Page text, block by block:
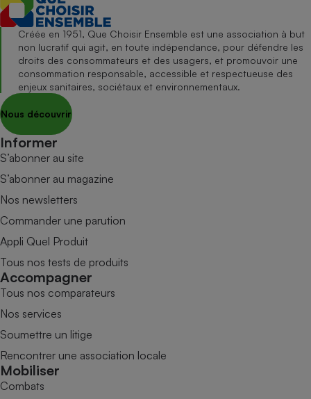
Créée en 1951, Que Choisir Ensemble est une association à but
non lucratif qui agit, en toute indépendance, pour défendre les
droits des consommateurs et des usagers, et promouvoir une
consommation responsable, accessible et respectueuse des
enjeux sanitaires, sociétaux et environnementaux.
Nous découvrir
Informer
S’abonner au site
S’abonner au magazine
Nos newsletters
Commander une parution
Appli Quel Produit
Tous nos tests de produits
Accompagner
Tous nos comparateurs
Nos services
Soumettre un litige
Rencontrer une association locale
Mobiliser
Combats